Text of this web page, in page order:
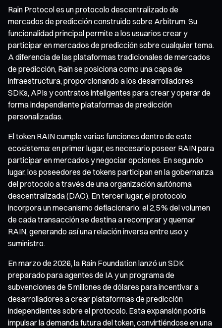
Rain Protocol es un protocolo descentralizado de
mercados de predicción construido sobre Arbitrum. Su
funcionalidad principal permite a los usuarios crear y
participar en mercados de predicción sobre cualquier tema.
A diferencia de las plataformas tradicionales de mercados
de predicción, Rain se posiciona como una capa de
infraestructura, proporcionando a los desarrolladores
SDKs, APIs y contratos inteligentes para crear y operar de
forma independiente plataformas de predicción
personalizadas.
El token RAIN cumple varias funciones dentro de este
ecosistema: en primer lugar, es necesario poseer RAIN para
participar en mercados y negociar opciones. En segundo
lugar, los poseedores de tokens participan en la gobernanza
del protocolo a través de una organización autónoma
descentralizada (DAO). En tercer lugar, el protocolo
incorpora un mecanismo deflacionario: el 2,5 % del volumen
de cada transacción se destina a recomprar y quemar
RAIN, generando así una relación inversa entre uso y
suministro.
En marzo de 2026, la Rain Foundation lanzó un SDK
preparado para agentes de IA y un programa de
subvenciones de 5 millones de dólares para incentivar a
desarrolladores a crear plataformas de predicción
independientes sobre el protocolo. Esta expansión podría
impulsar la demanda futura del token, convirtiéndose en una